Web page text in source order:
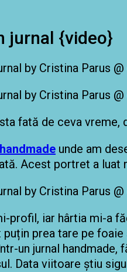
jurnal {video}
fată de ceva vreme,
unde am
Acest portret a
profil, iar hârtia mi-a
prea tare pe
un jurnal
Data viitoare știu